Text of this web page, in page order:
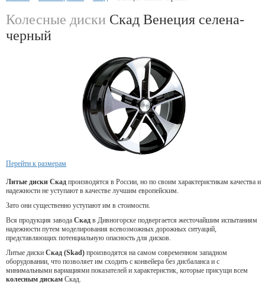
Колесные диски Скад Венеция селена-
черный
Перейти к размерам
Литые диски Скад производятся в России, но по своим характеристикам качества и
надежности не уступают в качестве лучшим европейским.
Зато они существенно уступают им в стоимости.
Вся продукция завода Скад в Дивногорске подвергается жесточайшим испытаниям
надежности путем моделирования всевозможных дорожных ситуаций,
представляющих потенциальную опасность для дисков.
Литые диски Скад (Skad) производятся на самом современном западном
оборудовании, что позволяет им сходить с конвейера без дисбаланса и с
минимальными вариациями показателей и характеристик, которые присущи всем
колесным дискам Скад.